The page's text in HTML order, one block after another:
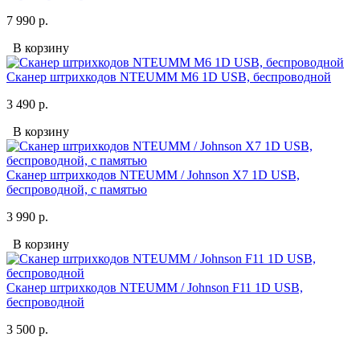
7 990 р.
В корзину
Сканер штрихкодов NTEUMM M6 1D USB, беспроводной
3 490 р.
В корзину
Сканер штрихкодов NTEUMM / Johnson X7 1D USB,
беспроводной, с памятью
3 990 р.
В корзину
Сканер штрихкодов NTEUMM / Johnson F11 1D USB,
беспроводной
3 500 р.